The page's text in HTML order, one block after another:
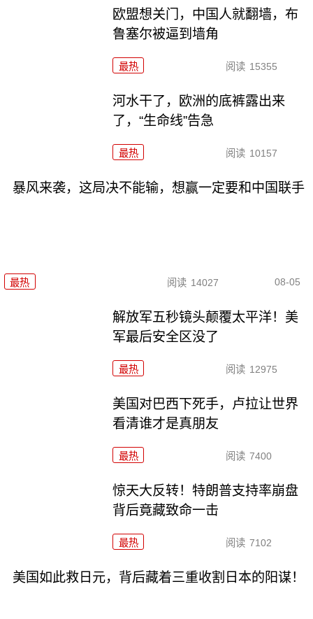
欧盟想关门，中国人就翻墙，布
鲁塞尔被逼到墙角
最热 阅读 15355
河水干了，欧洲的底裤露出来
了，“生命线”告急
最热 阅读 10157
暴风来袭，这局决不能输，想赢一定要和中国联手
最热 阅读 14027 08-05
解放军五秒镜头颠覆太平洋！美
军最后安全区没了
最热 阅读 12975
美国对巴西下死手，卢拉让世界
看清谁才是真朋友
最热 阅读 7400
惊天大反转！特朗普支持率崩盘
背后竟藏致命一击
最热 阅读 7102
美国如此救日元，背后藏着三重收割日本的阳谋！